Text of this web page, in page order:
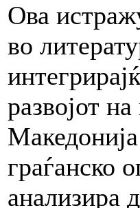
Ова
во
развојот
граѓанско
анализира